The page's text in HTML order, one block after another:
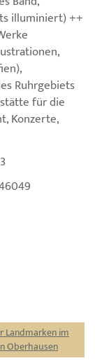
illuminiert) ++
Ruhrgebiets
für die
Konzerte,
Landmarken im
Oberhausen